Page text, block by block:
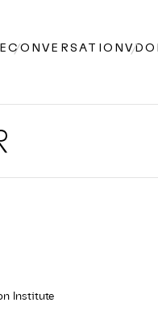
VDO
CONVERSATION
Institute